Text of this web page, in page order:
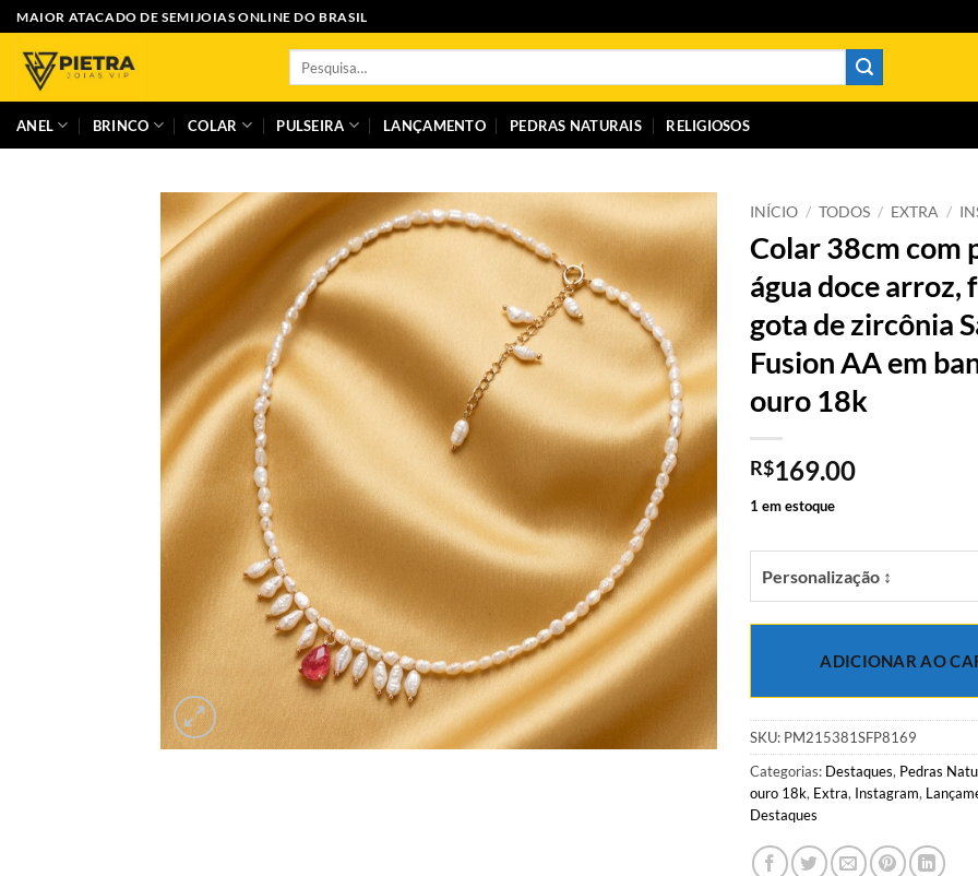
Skip
to
content
MAIOR ATACADO DE SEMIJOIAS ONLINE DO BRASIL
ANEL BRINCO COLAR PULSEIRA LANÇAMENTO PEDRAS NATURAIS RELIGIOSOS
INÍCIO / TODOS / EXTRA /
Colar 38cm com
água doce arroz,
gota de zircônia
Fusion AA em
ouro 18k
R$169.00
1 em estoque
Personalização ↕
ADICIONAR AO
SKU: PM215381SFP8169
Categorias: Destaques, Pedras
ouro 18k, Extra, Instagram,
Destaques